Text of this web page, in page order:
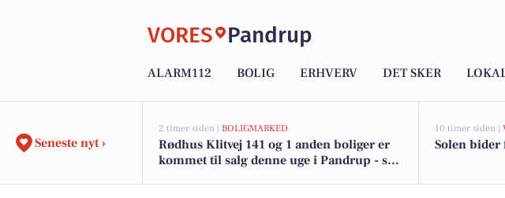
VORES Pandrup
ALARM112 BOLIG ERHVERV DET SKER
Seneste nyt ›
2 timer siden | BOLIGMARKED
Rødhus Klitvej 141 og 1 anden boliger er
kommet til salg denne uge i Pandrup - se
10 timer siden |
Solen bider